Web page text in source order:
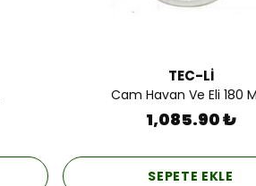
TEC-Lİ
Cam Havan Ve Eli 180
1,085.90 ₺
SEPETE EKLE